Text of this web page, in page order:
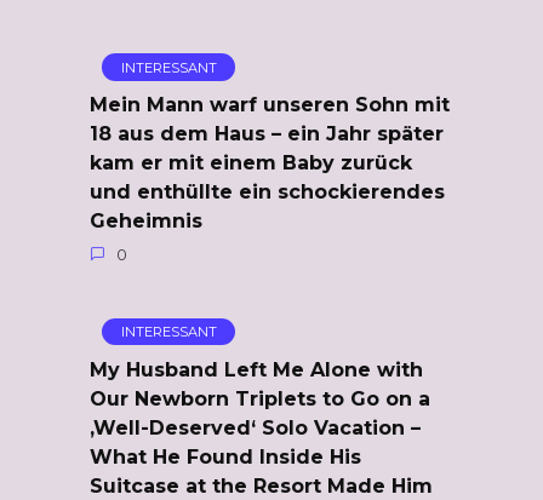
INTERESSANT
Mein Mann warf unseren Sohn mit
18 aus dem Haus – ein Jahr später
kam er mit einem Baby zurück
und enthüllte ein schockierendes
Geheimnis
0
INTERESSANT
My Husband Left Me Alone with
Our Newborn Triplets to Go on a
‚Well-Deserved‘ Solo Vacation –
What He Found Inside His
Suitcase at the Resort Made Him